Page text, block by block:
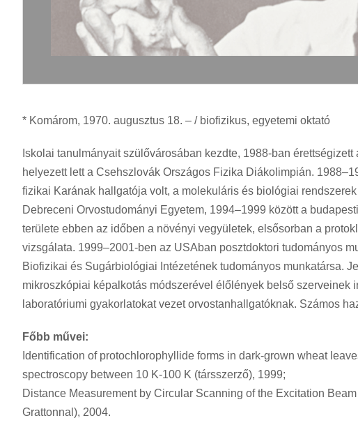
* Komárom, 1970. augusztus 18. – / biofizikus, egyetemi oktató
Iskolai tanulmányait szülővárosában kezdte, 1988-ban
helyezett lett a Csehszlovák Országos Fizika Diákolimpián.
fizikai Karának hallgatója volt, a molekuláris és biológiai
Debreceni Orvostudományi Egyetem, 1994–1999 között a
területe ebben az időben a növényi vegyületek, elsősorban a
vizsgálata. 1999–2001-ben az USAban posztdoktori tudományos
Biofizikai és Sugárbiológiai Intézetének tudományos munkatársa.
mikroszkópiai képalkotás módszerével élőlények belső szerveinek
laboratóriumi gyakorlatokat vezet orvostanhallgatóknak. Számos
Főbb művei:
Identification of protochlorophyllide forms in dark-grown wheat
spectroscopy between 10 K-100 K (társszerző), 1999;
Distance Measurement by Circular Scanning of the Excitation
Grattonnal), 2004.